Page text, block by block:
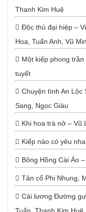
Thanh Kim Huệ
Độc thủ đại hiệp –
Hoa, Tuấn Anh, Vũ
Một kiếp phong
tuyết
Chuyện tình An Lộc
Sang, Ngọc Giàu
Khi hoa trà nở – Vũ
Kiếp nào có yêu
Bông Hồng Cài Áo
Tân cổ Phi Nhung,
Cải lương Đường